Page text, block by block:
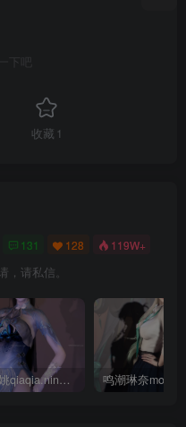
下吧
收藏 1
131 128 119W+
，请私信。
剑来-宁姚qiaqia.ningyao-re.1